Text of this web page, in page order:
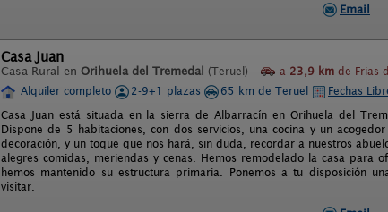
Email
Casa Juan
Casa Rural en Orihuela del Tremedal (Teruel) a 23,9 km de Frias
Alquiler completo
2-9+1 plazas 65 km de Teruel
Fechas
Casa Juan está situada en la sierra de Albarracín en Orihuela del
Dispone de 5 habitaciones, con dos servicios, una cocina y un
decoración, y un toque que nos hará, sin duda, recordar a nuestros
alegres comidas, meriendas y cenas. Hemos remodelado la casa para
hemos mantenido su estructura primaria. Ponemos a tu disposición
visitar.